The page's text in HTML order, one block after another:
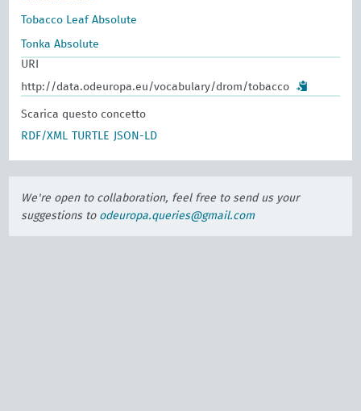
Tobacco Leaf Absolute
Tonka Absolute
URI
http://data.odeuropa.eu/vocabulary/drom/tobacco
Scarica questo concetto
RDF/XML
TURTLE JSON-LD
We're open to collaboration, feel free to send us your
suggestions to odeuropa.queries@gmail.com